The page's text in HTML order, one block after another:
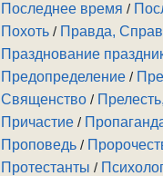
Последнее время /
Похоть / Правда,
Празднование
Предопределение /
Священство /
Причастие /
Проповедь /
Протестанты /